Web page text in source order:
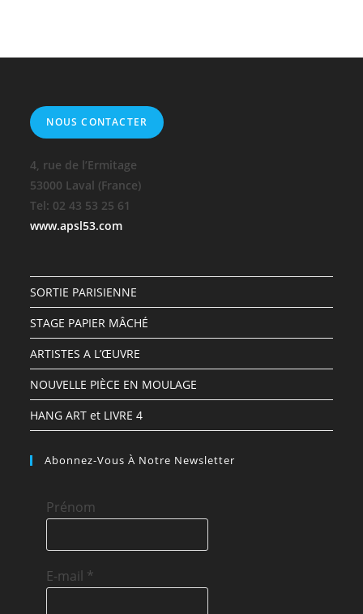
NOUS CONTACTER
4, rue de l’Ermitage
53000 Laval (France)
Tel: 02 43 53 25 61
www.apsl53.com
SORTIE PARISIENNE
STAGE PAPIER MÂCHÉ
ARTISTES A L’ŒUVRE
NOUVELLE PIÈCE EN MOULAGE
HANG ART et LIVRE 4
Abonnez-Vous À Notre Newsletter
Prénom
E-mail *